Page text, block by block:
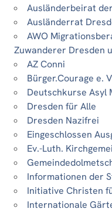
Ausländerbeirat
Ausländerrat
AWO
Zuwanderer Dresden
AZ Conni
Bürger.Courage e.
Deutschkurse Asyl
Dresden für Alle
Dresden Nazifrei
Eingeschlossen
Ev.-Luth.
Informationen der
Initiative Christen
Internationale